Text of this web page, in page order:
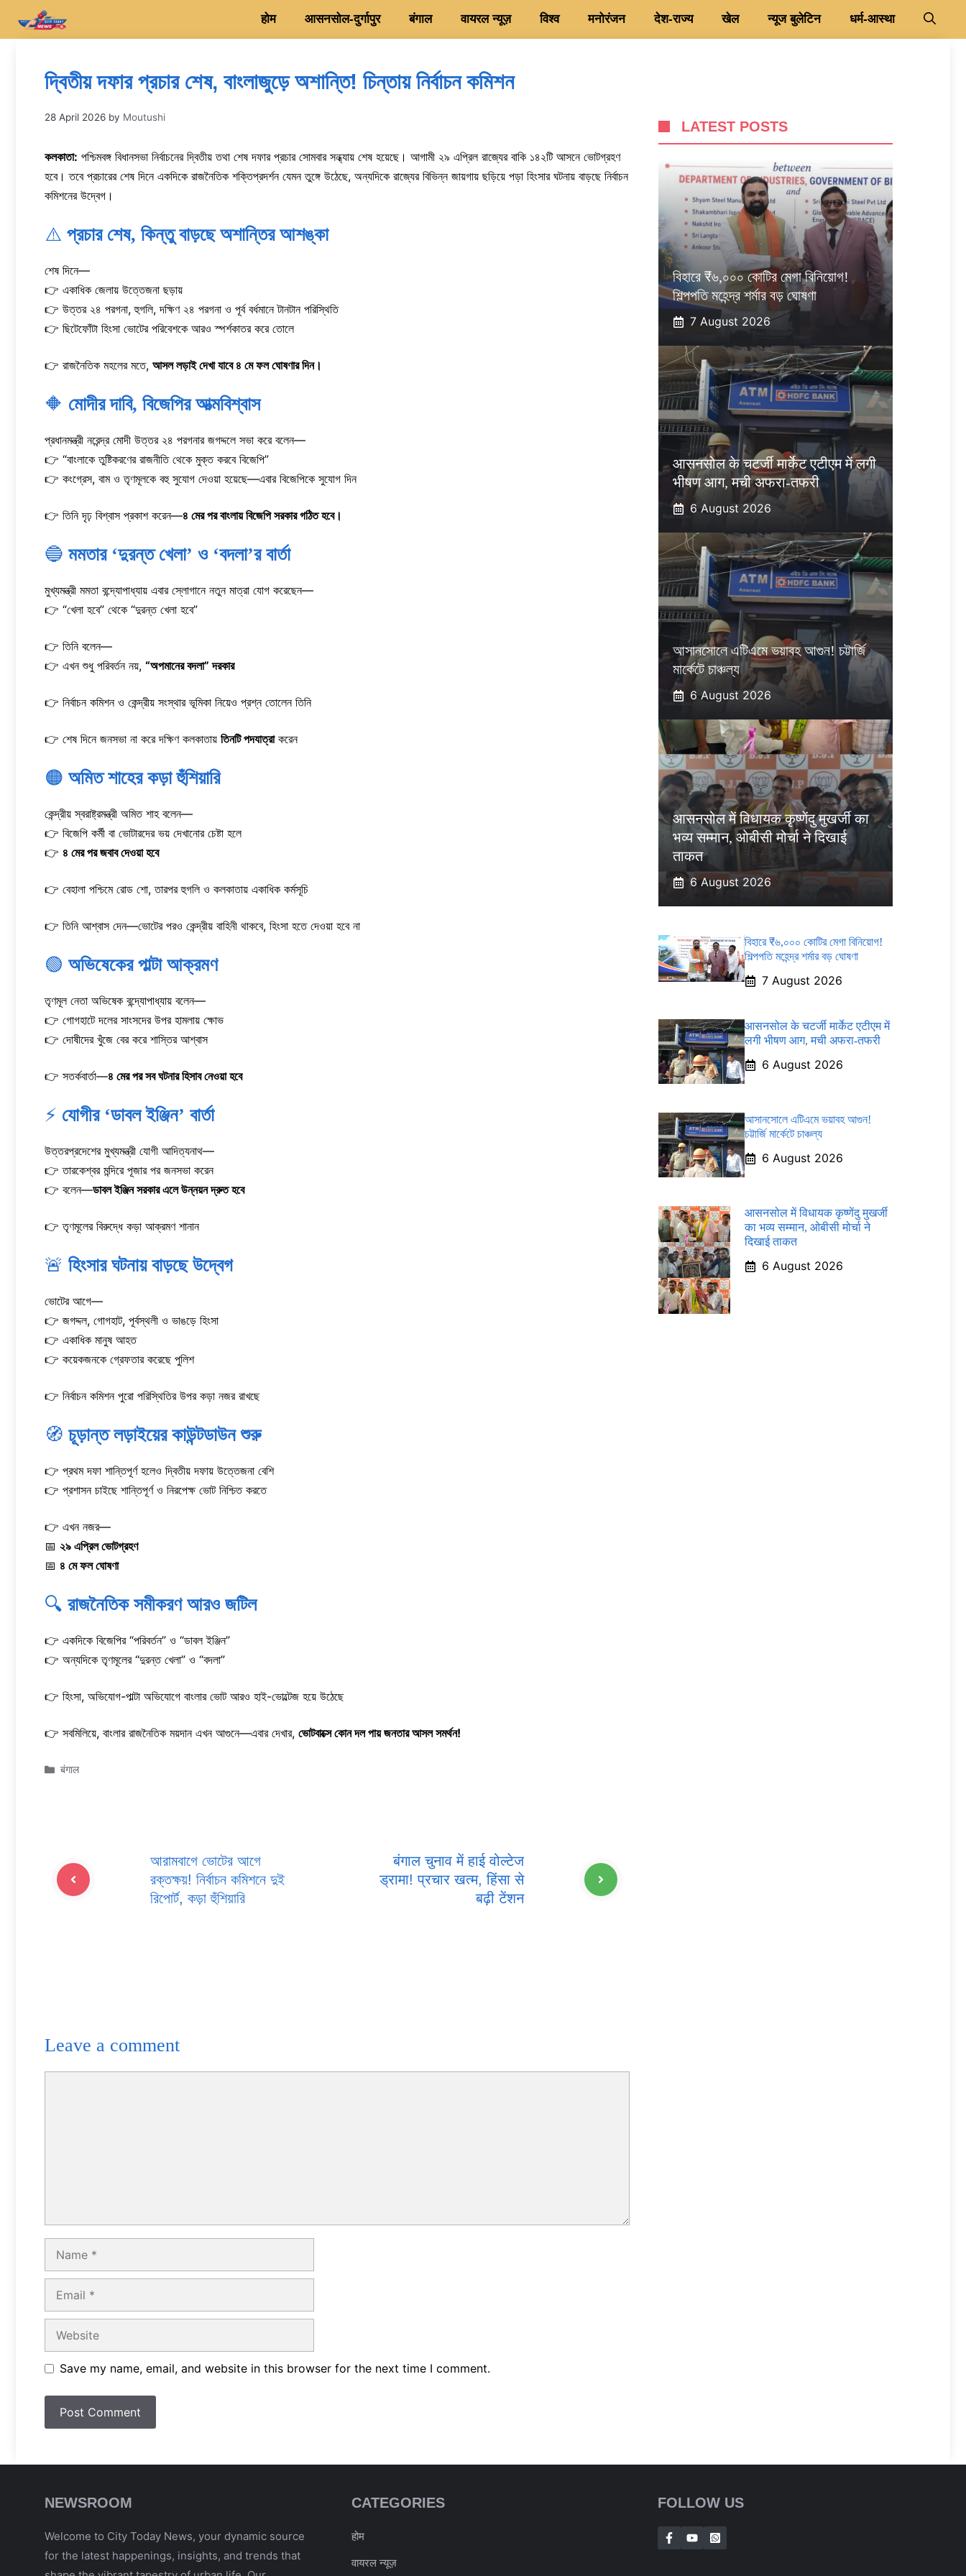
होम आसनसोल-दुर्गापुर बंगाल वायरल न्यूज़ विश्व मनोरंजन देश-राज्य खेल न्यूज बुलेटिन धर्म-आस्था
দ্বিতীয় দফার প্রচার শেষ, বাংলাজুড়ে অশান্তি! চিন্তায় নির্বাচন কমিশন
28 April 2026 by Moutushi
কলকাতা: পশ্চিমবঙ্গ বিধানসভা নির্বাচনের দ্বিতীয় তথা শেষ দফার প্রচার সোমবার সন্ধ্যায় শেষ হয়েছে। আগামী ২৯ এপ্রিল রাজ্যের বাকি ১৪২টি আসনে ভোটগ্রহণ
হবে। তবে প্রচারের শেষ দিনে একদিকে রাজনৈতিক শক্তিপ্রদর্শন যেমন তুঙ্গে উঠেছে, অন্যদিকে রাজ্যের বিভিন্ন জায়গায় ছড়িয়ে পড়া হিংসার ঘটনায় বাড়ছে নির্বাচন
কমিশনের উদ্বেগ।
⚠️ প্রচার শেষ, কিন্তু বাড়ছে অশান্তির আশঙ্কা
শেষ দিনে—
👉 একাধিক জেলায় উত্তেজনা ছড়ায়
👉 উত্তর ২৪ পরগনা, হুগলি, দক্ষিণ ২৪ পরগনা ও পূর্ব বর্ধমানে টানটান পরিস্থিতি
👉 ছিটেফোঁটা হিংসা ভোটের পরিবেশকে আরও স্পর্শকাতর করে তোলে
👉 রাজনৈতিক মহলের মতে, আসল লড়াই দেখা যাবে ৪ মে ফল ঘোষণার দিন।
🔶 মোদীর দাবি, বিজেপির আত্মবিশ্বাস
প্রধানমন্ত্রী নরেন্দ্র মোদী উত্তর ২৪ পরগনার জগদ্দলে সভা করে বলেন—
👉 “বাংলাকে তুষ্টিকরণের রাজনীতি থেকে মুক্ত করবে বিজেপি”
👉 কংগ্রেস, বাম ও তৃণমূলকে বহু সুযোগ দেওয়া হয়েছে—এবার বিজেপিকে সুযোগ দিন
👉 তিনি দৃঢ় বিশ্বাস প্রকাশ করেন—৪ মের পর বাংলায় বিজেপি সরকার গঠিত হবে।
🔵 মমতার ‘দুরন্ত খেলা’ ও ‘বদলা’র বার্তা
মুখ্যমন্ত্রী মমতা বন্দ্যোপাধ্যায় এবার স্লোগানে নতুন মাত্রা যোগ করেছেন—
👉 “খেলা হবে” থেকে “দুরন্ত খেলা হবে”
👉 তিনি বলেন—
👉 এখন শুধু পরিবর্তন নয়, “অপমানের বদলা” দরকার
👉 নির্বাচন কমিশন ও কেন্দ্রীয় সংস্থার ভূমিকা নিয়েও প্রশ্ন তোলেন তিনি
👉 শেষ দিনে জনসভা না করে দক্ষিণ কলকাতায় তিনটি পদযাত্রাকরেন
🟠 অমিত শাহের কড়া হুঁশিয়ারি
কেন্দ্রীয় স্বরাষ্ট্রমন্ত্রী অমিত শাহ বলেন—
👉 বিজেপি কর্মী বা ভোটারদের ভয় দেখানোর চেষ্টা হলে
👉 ৪ মের পর জবাব দেওয়া হবে
👉 বেহালা পশ্চিমে রোড শো, তারপর হুগলি ও কলকাতায় একাধিক কর্মসূচি
👉 তিনি আশ্বাস দেন—ভোটের পরও কেন্দ্রীয় বাহিনী থাকবে, হিংসা হতে দেওয়া হবে না
🟢 অভিষেকের পাল্টা আক্রমণ
তৃণমূল নেতা অভিষেক বন্দ্যোপাধ্যায় বলেন—
👉 গোগহাটে দলের সাংসদের উপর হামলায় ক্ষোভ
👉 দোষীদের খুঁজে বের করে শাস্তির আশ্বাস
👉 সতর্কবার্তা—৪ মের পর সব ঘটনার হিসাব নেওয়া হবে
⚡ যোগীর ‘ডাবল ইঞ্জিন’ বার্তা
উত্তরপ্রদেশের মুখ্যমন্ত্রী যোগী আদিত্যনাথ—
👉 তারকেশ্বর মন্দিরে পূজার পর জনসভা করেন
👉 বলেন—ডাবল ইঞ্জিন সরকার এলে উন্নয়ন দ্রুত হবে
👉 তৃণমূলের বিরুদ্ধে কড়া আক্রমণ শানান
🚨 হিংসার ঘটনায় বাড়ছে উদ্বেগ
ভোটের আগে—
👉 জগদ্দল, গোগহাট, পূর্বস্থলী ও ভাঙড়ে হিংসা
👉 একাধিক মানুষ আহত
👉 কয়েকজনকে গ্রেফতার করেছে পুলিশ
👉 নির্বাচন কমিশন পুরো পরিস্থিতির উপর কড়া নজর রাখছে
🧭 চূড়ান্ত লড়াইয়ের কাউন্টডাউন শুরু
👉 প্রথম দফা শান্তিপূর্ণ হলেও দ্বিতীয় দফায় উত্তেজনা বেশি
👉 প্রশাসন চাইছে শান্তিপূর্ণ ও নিরপেক্ষ ভোট নিশ্চিত করতে
👉 এখন নজর—
📅 ২৯ এপ্রিল ভোটগ্রহণ
📅 ৪ মে ফল ঘোষণা
🔍 রাজনৈতিক সমীকরণ আরও জটিল
👉 একদিকে বিজেপির “পরিবর্তন” ও “ডাবল ইঞ্জিন”
👉 অন্যদিকে তৃণমূলের “দুরন্ত খেলা” ও “বদলা”
👉 হিংসা, অভিযোগ-পাল্টা অভিযোগে বাংলার ভোট আরও হাই-ভোল্টেজ হয়ে উঠেছে
👉 সবমিলিয়ে, বাংলার রাজনৈতিক ময়দান এখন আগুনে—এবার দেখার, ভোটবাক্সে কোন দল পায় জনতার আসল সমর্থন!
Categories
बंगाल
আরামবাগে ভোটের আগে
রক্তক্ষয়! নির্বাচন কমিশনে দুই
রিপোর্ট, কড়া হুঁশিয়ারি
बंगाल चुनाव में हाई वोल्टेज
ड्रामा! प्रचार खत्म, हिंसा से
बढ़ी टेंशन
Leave a comment
Name
Email
Website
Save my name, email, and website in this browser for the next time I comment.
LATEST POSTS
বিহারে ₹৬,০০০ কোটির মেগা বিনিয়োগ!
শিল্পপতি মহেন্দ্র শর্মার বড় ঘোষণা
7 August 2026
आसनसोल के चटर्जी मार्केट एटीएम में लगी
भीषण आग, मची अफरा-तफरी
6 August 2026
আসানসোলে এটিএমে ভয়াবহ আগুন! চট্টার্জি
মার্কেটে চাঞ্চল্য
6 August 2026
आसनसोल में विधायक कृष्णेंदु मुखर्जी का
भव्य सम्मान, ओबीसी मोर्चा ने दिखाई
ताकत
6 August 2026
বিহারে ₹৬,০০০ কোটির মেগা বিনিয়োগ!
শিল্পপতি মহেন্দ্র শর্মার বড় ঘোষণা
7 August 2026
आसनसोल के चटर्जी मार्केट एटीएम में
लगी भीषण आग, मची अफरा-तफरी
6 August 2026
আসানসোলে এটিএমে ভয়াবহ আগুন!
চট্টার্জি মার্কেটে চাঞ্চল্য
6 August 2026
आसनसोल में विधायक कृष्णेंदु मुखर्जी
का भव्य सम्मान, ओबीसी मोर्चा ने
दिखाई ताकत
6 August 2026
NEWSROOM
Welcome to City Today News, your dynamic source
for the latest happenings, insights, and trends that
CATEGORIES
होम
वायरल न्यूज़
FOLLOW US